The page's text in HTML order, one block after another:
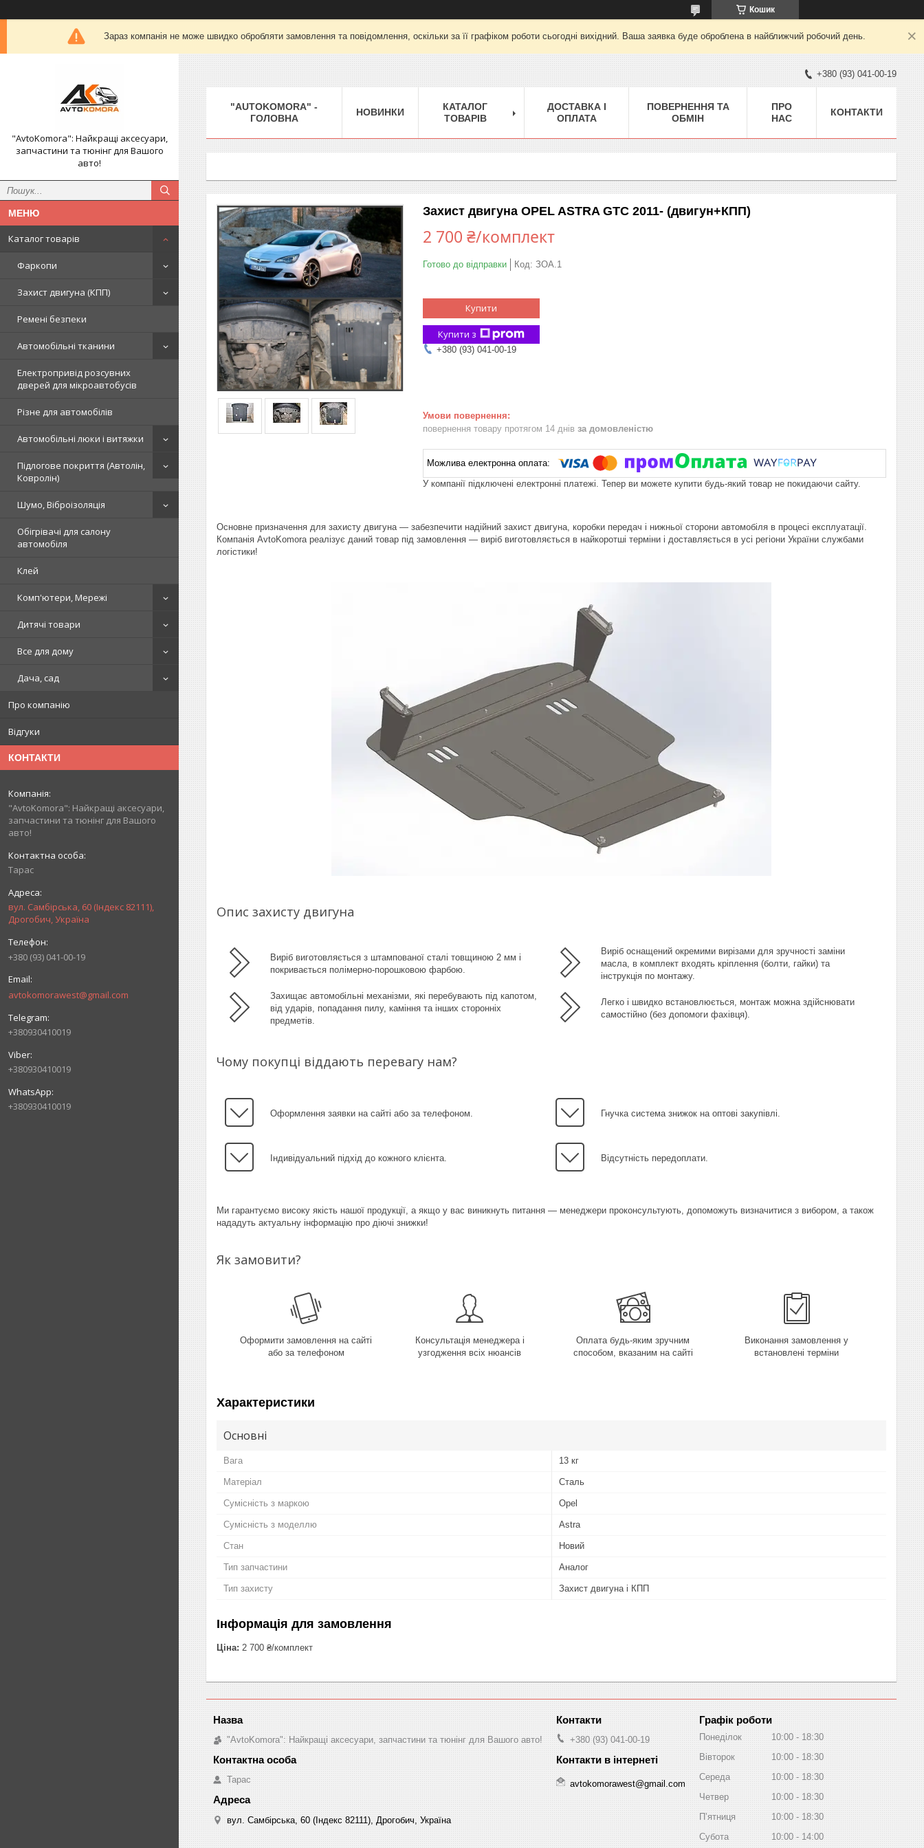
Кошик
Зараз компанія не може швидко обробляти замовлення та повідомлення, оскільки за її графіком роботи сьогодні вихідний. Ваша заявка буде оброблена в найближчий робочий день.
"AvtoKomora": Найкращі аксесуари,
запчастини та тюнінг для Вашого
авто!
Каталог товарів
Фаркопи
Захист двигуна (КПП)
Ремені безпеки
Автомобільні тканини
Електропривід розсувних
дверей для мікроавтобусів
Різне для автомобілів
Автомобільні люки і витяжки
Підлогове покриття (Автолін,
Ковролін)
Шумо, Віброізоляція
Обігрівачі для салону
автомобіля
Клей
Комп'ютери, Мережі
Дитячі товари
Все для дому
Дача, сад
Про компанію
Відгуки
КОНТАКТИ
"AvtoKomora": Найкращі аксесуари,
запчастини та тюнінг для Вашого
авто!
Тарас
вул. Самбірська, 60 (Індекс 82111),
Дрогобич, Україна
+380 (93) 041-00-19
avtokomorawest@gmail.com
+380930410019
+380930410019
+380930410019
+380 (93) 041-00-19
"AUTOKOMORA" -
ГОЛОВНА
НОВИНКИ
КАТАЛОГ
ТОВАРІВ
ДОСТАВКА І
ОПЛАТА
ПОВЕРНЕННЯ ТА
ОБМІН
ПРО
НАС
КОНТАКТИ
Захист двигуна OPEL ASTRA GTC 2011- (двигун+КПП)
2 700 ₴/комплект
Готово до відправки Код: ЗОА.1
Купити
Купити з
+380 (93) 041-00-19
повернення товару протягом 14 днів за домовленістю
У компанії підключені електронні платежі. Тепер ви можете купити будь-який товар не покидаючи сайту.
Основне призначення для захисту двигуна — забезпечити надійний захист двигуна, коробки передач і нижньої сторони автомобіля в процесі експлуатації.
Компанія AvtoKomora реалізує даний товар під замовлення — виріб виготовляється в найкоротші терміни і доставляється в усі регіони України службами
логістики!
Опис захисту двигуна
Виріб виготовляється з штампованої сталі товщиною 2 мм і
покривається полімерно-порошковою фарбою.
Захищає автомобільні механізми, які перебувають під капотом,
від ударів, попадання пилу, каміння та інших сторонніх
предметів.
Виріб оснащений окремими вирізами для зручності заміни
масла, в комплект входять кріплення (болти, гайки) та
інструкція по монтажу.
Легко і швидко встановлюється, монтаж можна здійснювати
самостійно (без допомоги фахівця).
Чому покупці віддають перевагу нам?
Оформлення заявки на сайті або за телефоном.
Індивідуальний підхід до кожного клієнта.
Гнучка система знижок на оптові закупівлі.
Відсутність передоплати.
Ми гарантуємо високу якість нашої продукції, а якщо у вас виникнуть питання — менеджери проконсультують, допоможуть визначитися з вибором, а також
нададуть актуальну інформацію про діючі знижки!
Як замовити?
Оформити замовлення на сайті
або за телефоном
Консультація менеджера і
узгодження всіх нюансів
Оплата будь-яким зручним
способом, вказаним на сайті
Виконання замовлення у
встановлені терміни
Характеристики
Основні
Вага 13 кг
Матеріал Сталь
Сумісність з маркою Opel
Сумісність з моделлю Astra
Стан Новий
Тип запчастини Аналог
Тип захисту Захист двигуна і КПП
Інформація для замовлення
Ціна: 2 700 ₴/комплект
"AvtoKomora": Найкращі аксесуари, запчастини та тюнінг для Вашого авто!
Тарас
вул. Самбірська, 60 (Індекс 82111), Дрогобич, Україна
+380 (93) 041-00-19
avtokomorawest@gmail.com
Графік роботи
Понеділок 10:00
18:30
Вівторок
10:00
18:30
Середа
10:00
18:30
Четвер
10:00
18:30
Пʼятниця
10:00
18:30
Субота
10:00 14:00